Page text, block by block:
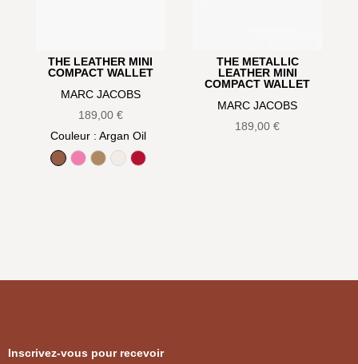
THE LEATHER MINI
COMPACT WALLET
MARC JACOBS
189,00 €
Couleur : Argan Oil
Argan Oil
Bow pink
CamelCottonTrue Red
THE METALLIC
LEATHER MINI
COMPACT WALLET
MARC JACOBS
189,00€
Inscrivez-vous pour recevoir